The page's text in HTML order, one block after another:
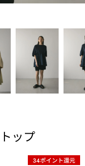
ップ
34ポイント還元